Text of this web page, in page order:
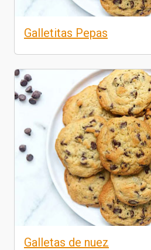
Galletitas Pepas
Galletas de nuez